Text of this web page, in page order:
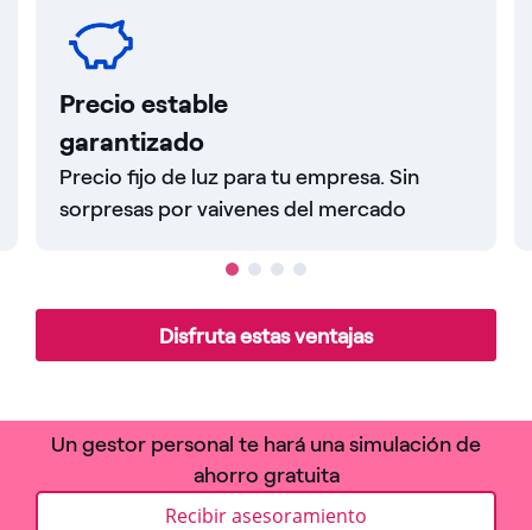
Precio estable
garantizado
Precio fijo de luz para tu empresa. Sin
sorpresas por vaivenes del mercado
1 2 3
Disfruta estas ventajas
Un gestor personal te hará una simulación de
ahorro gratuita
Recibir asesoramiento